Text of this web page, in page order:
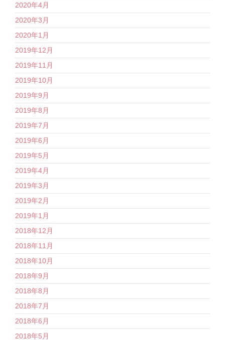
2020年4月
2020年3月
2020年1月
2019年12月
2019年11月
2019年10月
2019年9月
2019年8月
2019年7月
2019年6月
2019年5月
2019年4月
2019年3月
2019年2月
2019年1月
2018年12月
2018年11月
2018年10月
2018年9月
2018年8月
2018年7月
2018年6月
2018年5月